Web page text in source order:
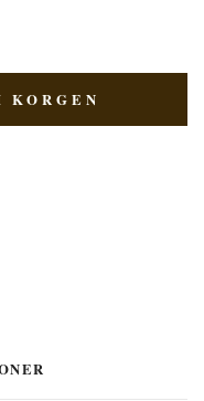
KORGEN